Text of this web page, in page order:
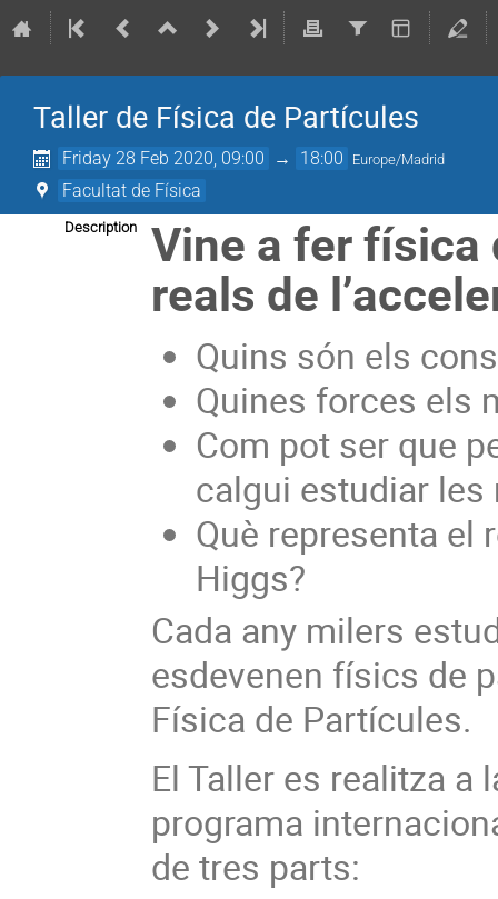
Taller de Física de Partícules
Friday 28 Feb 2020, 09:00 → 18:00 Europe/Madrid
Facultat de Física
Description Vine a fer física
reals de
Quins són els
Quines forces els
Com pot ser que
calgui estudiar
Què representa el
Higgs?
Cada any milers
esdevenen físics de
Física de Partícules.
El Taller es realitza a
programa
de tres parts: